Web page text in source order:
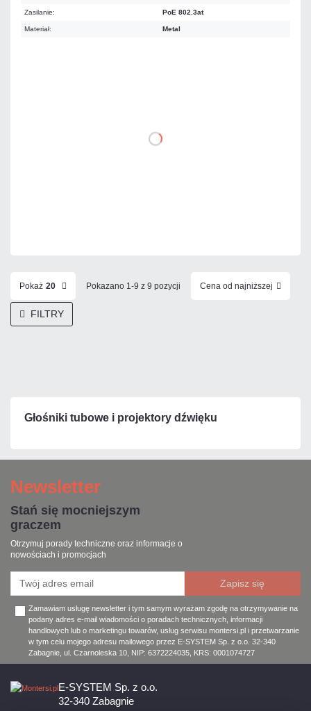
Zasilanie: PoE 802.3at
Materiał: Metal
DO KOSZYKA
Pokaż 20 Pokazano 1-9 z 9 pozycji Cena od najniższej
FILTRY
Głośniki tubowe i projektory dźwięku
Newsletter
Stań się mocniejszym
graczem
Otrzymuj porady techniczne oraz informacje o
nowościach i promocjach
Zamawiam usługę newsletter i tym samym wyrażam zgodę na otrzymywanie na
podany adres e-mail wiadomości o poradach technicznych, informacji
handlowych lub o marketingu towarów, usług serwisu montersi.pl i przetwarzanie
w tym celu mojego adresu mailowego przez E-SYSTEM Sp. z o.o. 32-340
Zabagnie, ul. Czarnoleska 10, NIP: 6372224035, KRS: 0001074727
E-SYSTEM Sp. z o.o.
32-340 Zabagnie